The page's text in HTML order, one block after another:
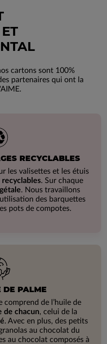
cartons sont 100%
partenaires qui ont la
RECYCLABLES
les valisettes et les étuis
recyclables. Sur chaque
. Nous travaillons
des barquettes
pots de compotes.
DE PALME
comprend de l’huile de
de chacun, celui de la
. Avec en plus, des petits
au chocolat du
au chocolat composés à